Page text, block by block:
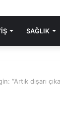
SAĞLIK
“Artık dışarı